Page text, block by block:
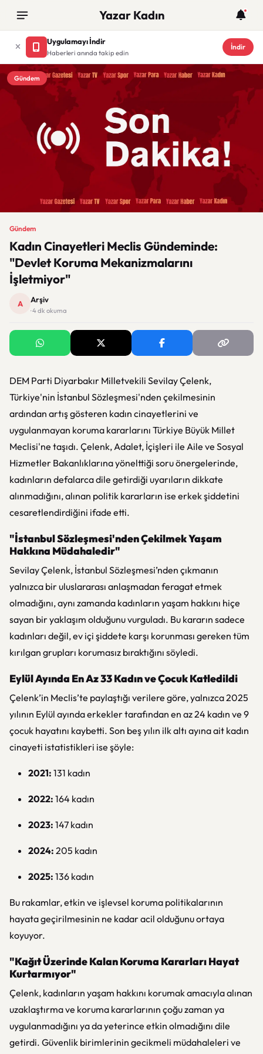
Yazar Kadın
Uygulamayı İndir
Haberleri anında takip edin
İndir
Gündem
Gündem
Kadın Cinayetleri Meclis Gündeminde:
"Devlet Koruma Mekanizmalarını
İşletmiyor"
A Arşiv
· 4 dk okuma
DEM Parti Diyarbakır Milletvekili Sevilay Çelenk,
Türkiye'nin İstanbul Sözleşmesi'nden çekilmesinin
ardından artış gösteren kadın cinayetlerini ve
uygulanmayan koruma kararlarını Türkiye Büyük Millet
Meclisi'ne taşıdı. Çelenk, Adalet, İçişleri ile Aile ve Sosyal
Hizmetler Bakanlıklarına yönelttiği soru önergelerinde,
kadınların defalarca dile getirdiği uyarıların dikkate
alınmadığını, alınan politik kararların ise erkek şiddetini
cesaretlendirdiğini ifade etti.
"İstanbul Sözleşmesi'nden Çekilmek Yaşam
Hakkına Müdahaledir"
Sevilay Çelenk, İstanbul Sözleşmesi’nden çıkmanın
yalnızca bir uluslararası anlaşmadan feragat etmek
olmadığını, aynı zamanda kadınların yaşam hakkını hiçe
sayan bir yaklaşım olduğunu vurguladı. Bu kararın sadece
kadınları değil, ev içi şiddete karşı korunması gereken tüm
kırılgan grupları korumasız bıraktığını söyledi.
Eylül Ayında En Az 33 Kadın ve Çocuk Katledildi
Çelenk’in Meclis’te paylaştığı verilere göre, yalnızca 2025
yılının Eylül ayında erkekler tarafından en az 24 kadın ve 9
çocuk hayatını kaybetti. Son beş yılın ilk altı ayına ait kadın
cinayeti istatistikleri ise şöyle:
2021: 131 kadın
2022: 164 kadın
2023: 147 kadın
2024: 205 kadın
2025: 136 kadın
Bu rakamlar, etkin ve işlevsel koruma politikalarının
hayata geçirilmesinin ne kadar acil olduğunu ortaya
koyuyor.
"Kağıt Üzerinde Kalan Koruma Kararları Hayat
Kurtarmıyor"
Çelenk, kadınların yaşam hakkını korumak amacıyla alınan
uzaklaştırma ve koruma kararlarının çoğu zaman ya
uygulanmadığını ya da yeterince etkin olmadığını dile
getirdi. Güvenlik birimlerinin gecikmeli müdahaleleri ve